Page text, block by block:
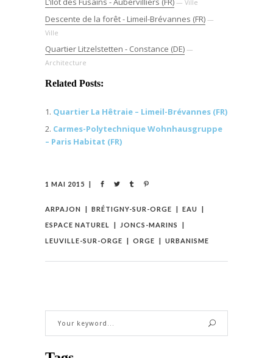
— Ville
Descente de la forêt - Limeil-Brévannes (FR) —
Ville
Quartier Litzelstetten - Constance (DE) —
Architecture
Related Posts:
Quartier La Hêtraie – Limeil-Brévannes (FR)
Carmes-Polytechnique Wohnhausgruppe
– Paris Habitat (FR)
1 MAI 2015
ARPAJON BRÉTIGNY-SUR-ORGE
EAU
ESPACE NATUREL
JONCS-MARINS
LEUVILLE-SUR-ORGE
ORGE URBANISME